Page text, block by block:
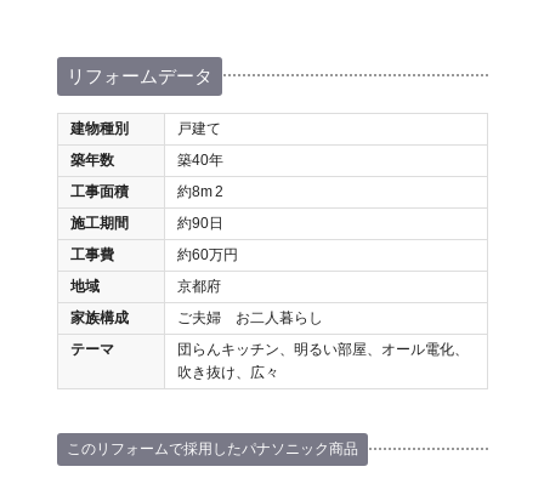
リフォームデータ
建物種別
戸建て
築年数
築40年
工事面積
約8m2
施工期間
約90日
工事費
約60万円
地域
京都府
家族構成
ご夫婦 お二人暮らし
テーマ
団らんキッチン、明るい部屋、オール電化、
吹き抜け、広々
このリフォームで採用したパナソニック商品